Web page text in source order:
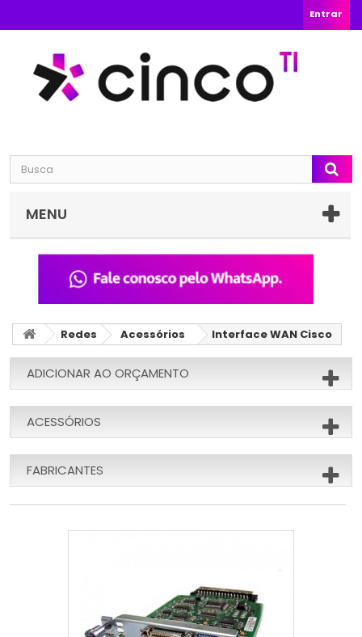
Entrar
MENU
Redes Acessórios Interface WAN Cisco
ADICIONAR AO ORÇAMENTO
ACESSÓRIOS
FABRICANTES